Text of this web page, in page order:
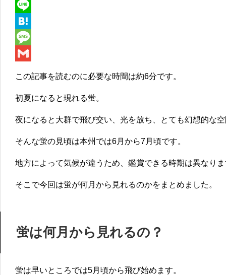
a
e
b
k
T
w
i
r
i
n
H
a
n
a
M
s
a
a
i
この記事を読むのに必要な時間は約6分です。
初夏になると現れる蛍。
夜になると大群で飛び交い、光を放ち、とても幻想的な
そんな蛍の見頃は本州では6月から7月頃です。
地方によって気候が違うため、鑑賞できる時期は異なり
そこで今回は蛍が何月から見れるのかをまとめました。
蛍は何月から見れるの？
蛍は早いところでは5月頃から飛び始めます。